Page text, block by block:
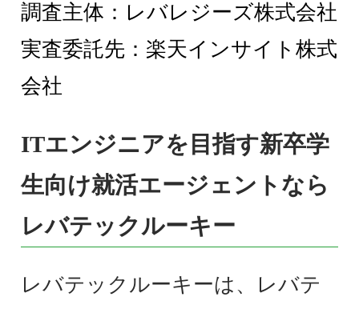
調査主体：レバレジーズ株式会社
実査委託先：楽天インサイト株式
会社
ITエンジニアを目指す新卒学
生向け就活エージェントなら
レバテックルーキー
レバテックルーキーは、レバテ